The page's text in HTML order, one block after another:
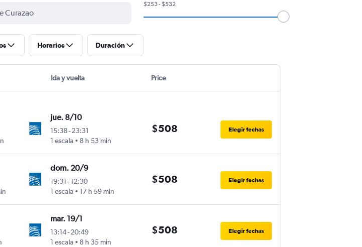
$253 - $532
Horarios Duración
Ida y vuelta Price
jue. 8/10
15:38-23:31
1 escala
8 h 53 min
$508 Elegir fechas
dom. 20/9
19:31 -12:30
1 escala
17 h 59 min
$508 Elegir fechas
mar. 19/1
13:14-20:49
1 escala
8 h 35 min
$508 Elegir fechas